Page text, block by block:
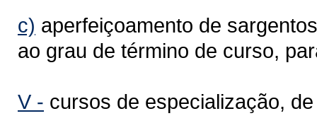
c) aperfeiçoamento de
ao grau de término de curso,
V - cursos de especialização,